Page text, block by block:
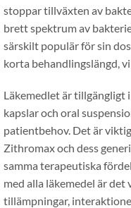
stoppar tillväxten av
brett spektrum av
särskilt populär för sin
korta behandlingslängd,
Läkemedlet är tillgängligt
kapslar och oral
patientbehov. Det är
Zithromax och dess
samma terapeutiska
med alla läkemedel är
tillämpningar,